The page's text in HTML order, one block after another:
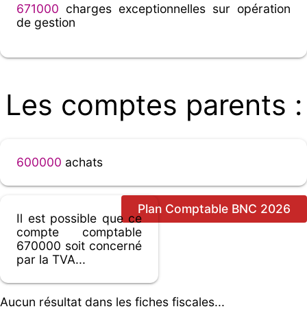
671000 charges exceptionnelles sur opération
de gestion
Les comptes parents :
600000 achats
Plan Comptable BNC 2026
Il est possible que ce
compte comptable
670000 soit concerné
par la TVA...
Aucun résultat dans les fiches fiscales...